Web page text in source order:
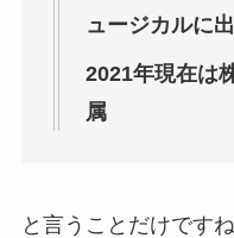
ュージカルに
2021年現在は
属
と言うことだけですね